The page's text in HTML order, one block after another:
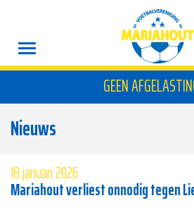
GEEN
Nieuws
18 januari 2026
Mariahout verliest onnodig tegen